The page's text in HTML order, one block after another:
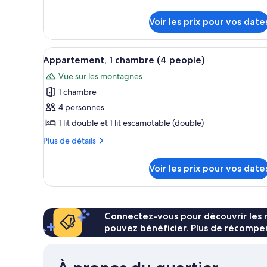
Appartement,
chambre
(3
people)
le
type
de
chambre
Appartement,
chambre
(3
people)
Voir les prix pour vos
Afficher
toutes
les
photos
pour
ce
type
Appartement,
(4
people)
Une chambre d’hôtel de
11
Appartement, 1 chambre (4 people)
Vue sur les montagnes
1 chambre
4 personnes
1 lit double et 1 lit escamotable (double)
Plus de détails
Plus
le
chambre
Appartement,
1
Voir les prix pour vos
Connectez-vous pour découvrir
pouvez bénéficier. Plus de